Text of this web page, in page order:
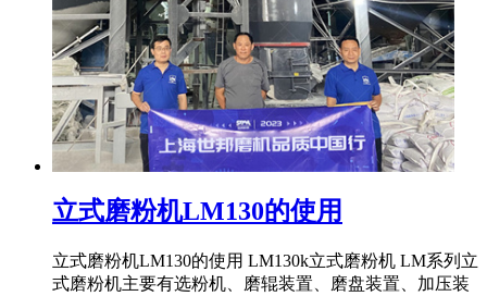
立式磨粉机LM130的使用
立式磨粉机LM130的使用 LM130k立式磨粉机 LM系列立
式磨粉机主要有选粉机、磨辊装置、磨盘装置、加压装